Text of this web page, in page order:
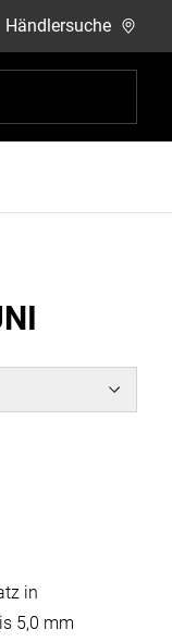
Händlersuche
in
5,0 mm